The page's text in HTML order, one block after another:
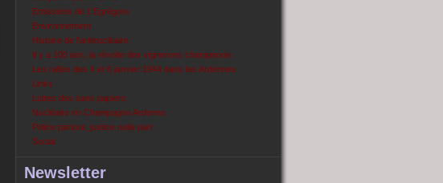
Emissions de L'Egrégore
Environnement
Histoire de l'antinucléaire
Il y a 100 ans, la révolte des vignerons champenois
Les rafles des 4 et 6 janvier 1944 dans les Ardennes
Links
Luttes des sans papiers
Nucléaire en Champagne Ardenne
Police partout, justice nulle part
Social
Newsletter